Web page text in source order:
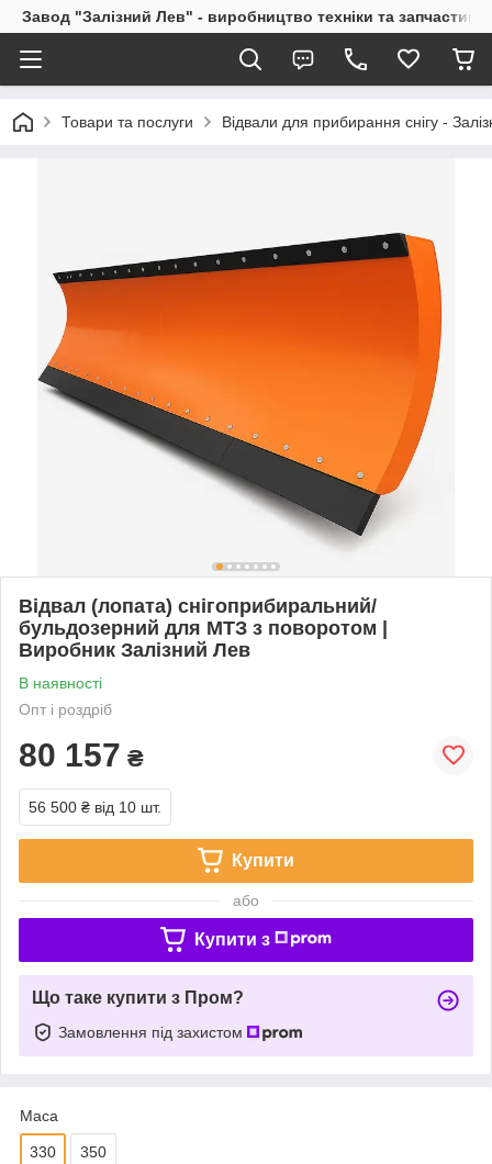
Завод "Залізний Лев" - виробництво техніки та запчастин
Товари та послуги Відвали для прибирання снігу -
Відвал (лопата) снігоприбиральний/
бульдозерний для МТЗ з поворотом |
Виробник Залізний Лев
В наявності
Опт і роздріб
80 157 ₴
56 500 ₴ від 10 шт.
Купити
або
Купити з
Що таке купити з Пром?
Замовлення під захистом
Маса
330 350